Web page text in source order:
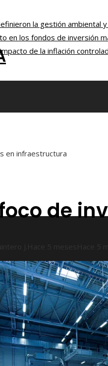
la gestión ambiental
en los fondos de inversión
de la inflación
en infraestructura
de
J. Hace 5 meses Hace 5